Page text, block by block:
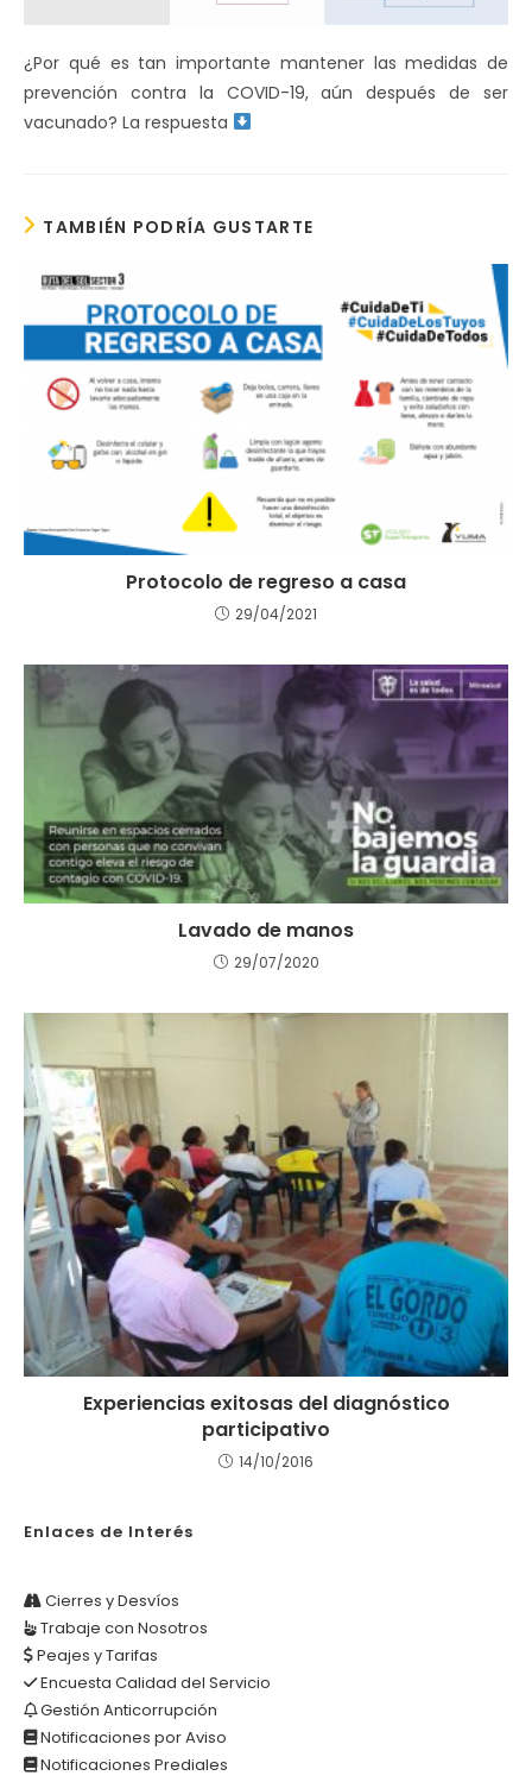
¿Por qué es tan importante mantener las medidas de
prevención contra la COVID-19, aún después de ser
vacunado? La respuesta
TAMBIÉN PODRÍA GUSTARTE
Protocolo de regreso a casa
29/04/2021
Lavado de manos
29/07/2020
Experiencias exitosas del diagnóstico
participativo
14/10/2016
Enlaces de Interés
Cierres y Desvíos
Trabaje con Nosotros
Peajes y Tarifas
Encuesta Calidad del Servicio
Gestión Anticorrupción
Notificaciones por Aviso
Notificaciones Prediales